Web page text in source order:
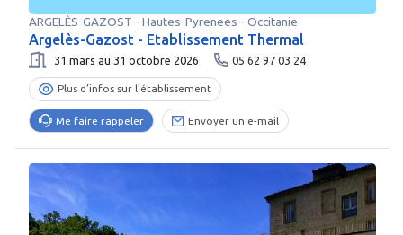
ARGELÈS-GAZOST - Hautes-Pyrenees - Occitanie
Argelès-Gazost - Etablissement Thermal
31 mars au 31 octobre 2026 05 62 97 03 24
Plus d’infos sur l’établissement
Me faire rappeler Envoyer un e-mail